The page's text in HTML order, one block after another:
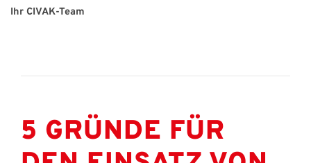
Ihr CIVAK-Team
5 GRÜNDE FÜR